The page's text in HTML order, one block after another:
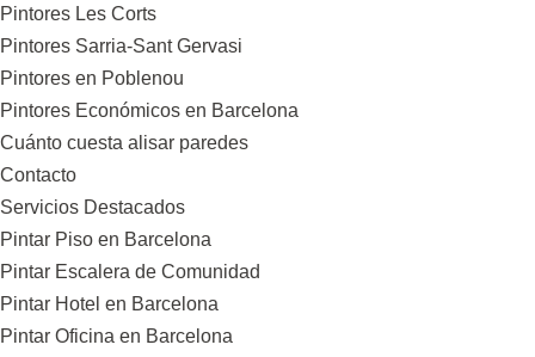
Pintores Les Corts
Pintores Sarria-Sant Gervasi
Pintores en Poblenou
Pintores Económicos en Barcelona
Cuánto cuesta alisar paredes
Contacto
Servicios Destacados
Pintar Piso en Barcelona
Pintar Escalera de Comunidad
Pintar Hotel en Barcelona
Pintar Oficina en Barcelona